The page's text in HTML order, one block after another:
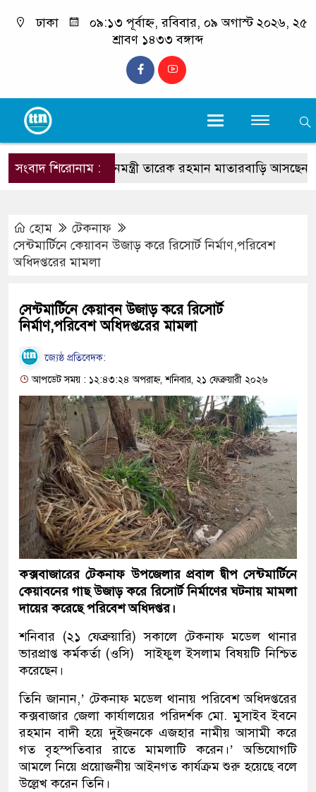
ঢাকা
০৯:১৩ পূর্বাহ্ন, রবিবার, ০৯ অগাস্ট ২০২৬, ২৫
শ্রাবণ ১৪৩৩ বঙ্গাব্দ
সংবাদ শিরোনাম :প্রধানমন্ত্রী তারেক রহমান মাতারবাড়ি আসছেন :
হোম
টেকনাফ
সেন্টমার্টিনে কেয়াবন উজাড় করে রিসোর্ট নির্মাণ,পরিবেশ
অধিদপ্তরের মামলা
সেন্টমার্টিনে কেয়াবন উজাড় করে রিসোর্ট
নির্মাণ,পরিবেশ অধিদপ্তরের মামলা
‎জ্যেষ্ঠ প্রতিবেদক:
আপডেট সময় : ১২:৪৩:২৪ অপরাহ্ন, শনিবার, ২১ ফেব্রুয়ারী ২০২৬
কক্সবাজারের টেকনাফ উপজেলার প্রবাল দ্বীপ সেন্টমার্টিনে
কেয়াবনের গাছ উজাড় করে রিসোর্ট নির্মাণের ঘটনায় মামলা
দায়ের করেছে পরিবেশ অধিদপ্তর।
শনিবার (২১ ফেব্রুয়ারি) সকালে টেকনাফ মডেল থানার
ভারপ্রাপ্ত কর্মকর্তা (ওসি) সাইফুল ইসলাম বিষয়টি নিশ্চিত
করেছেন।
তিনি জানান,’ টেকনাফ মডেল থানায় পরিবেশ অধিদপ্তরের
কক্সবাজার জেলা কার্যালয়ের পরিদর্শক মো. মুসাইব ইবনে
রহমান বাদী হয়ে দুইজনকে এজহার নামীয় আসামী করে
গত বৃহস্পতিবার রাতে মামলাটি করেন।’ অভিযোগটি
আমলে নিয়ে প্রয়োজনীয় আইনগত কার্যক্রম শুরু হয়েছে বলে
উল্লেখ করেন তিনি।